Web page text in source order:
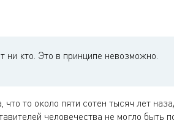
ни кто. Это в принципе невозможно.
то около пяти сотен тысяч лет
человечества не могло быть